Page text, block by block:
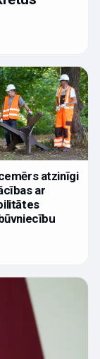
atzinīgi
ar